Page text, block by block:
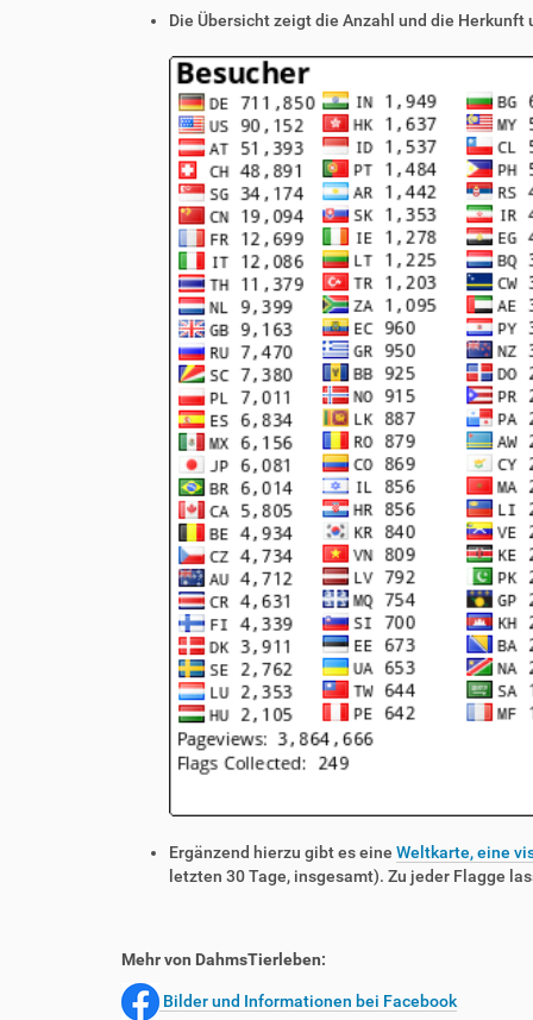
Die Übersicht zeigt die Anzahl und die
Ergänzend hierzu gibt es eine Weltkarte, eine
letzten 30 Tage, insgesamt). Zu jeder Flagge
Mehr von DahmsTierleben:
Bilder und Informationen bei Facebook